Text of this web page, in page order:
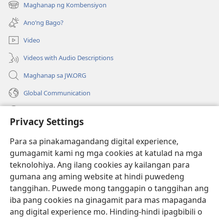
Privacy Settings
Para sa pinakamagandang digital experience,
gumagamit kami ng mga cookies at katulad na mga
teknolohiya. Ang ilang cookies ay kailangan para
gumana ang aming website at hindi puwedeng
tanggihan. Puwede mong tanggapin o tanggihan ang
iba pang cookies na ginagamit para mas mapaganda
ang digital experience mo. Hinding-hindi ipagbibili o
na
bagong
window)
Maghanap ng Kombensiyon
(may
bubukas
na
bagong
window)
Ano’ng Bago?
Video
Videos with Audio Descriptions
Maghanap sa JW.ORG
Global Communication
(may
na
bagong
window)
Watchtower ONLINE LIBRARY™
(may
bubukas
na
bagong
window)
JW Hub ®
(may
bubukas
bagong
JW Library ®